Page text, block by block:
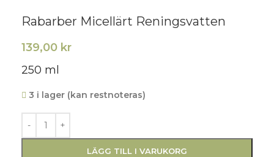
Rabarber Micellärt Reningsvatten
139,00 kr
250 ml
3 i lager (kan restnoteras)
LÄGG TILL I VARUKORG